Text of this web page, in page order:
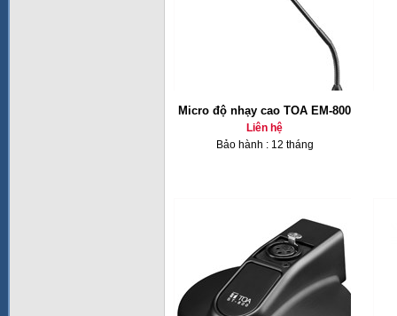
Micro độ nhạy cao TOA EM-800
Liên hệ
Bảo hành : 12 tháng